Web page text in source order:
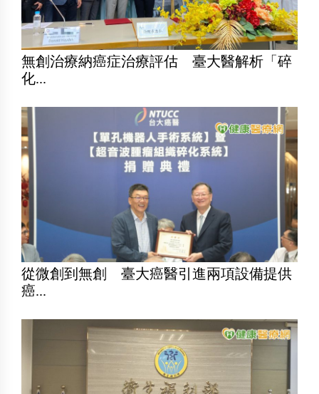
無創治療納癌症治療評估 臺大醫解析「碎
化...
從微創到無創 臺大癌醫引進兩項設備提供
癌...